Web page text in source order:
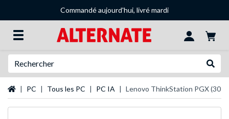
Commandé aujourd'hui, livré mardi
Page d'accueil
PC Tous les PC PC IA Lenovo ThinkStation PGX